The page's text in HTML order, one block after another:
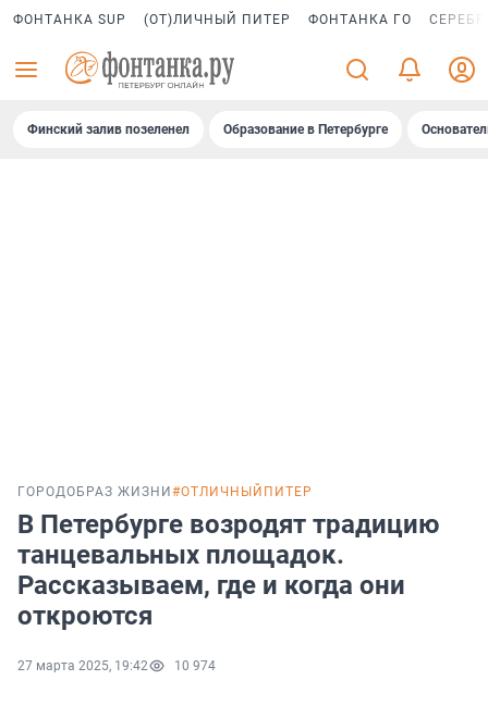
ФОНТАНКА SUP (ОТ)ЛИЧНЫЙ ПИТЕР ФОНТАНКА ГО
Финский залив позеленел Образование в Петербурге
ГОРОДОБРАЗ ЖИЗНИ #ОТЛИЧНЫЙПИТЕР
В Петербурге возродят традицию
танцевальных площадок.
Рассказываем, где и когда они
откроются
27 марта 2025, 19:42 10 974